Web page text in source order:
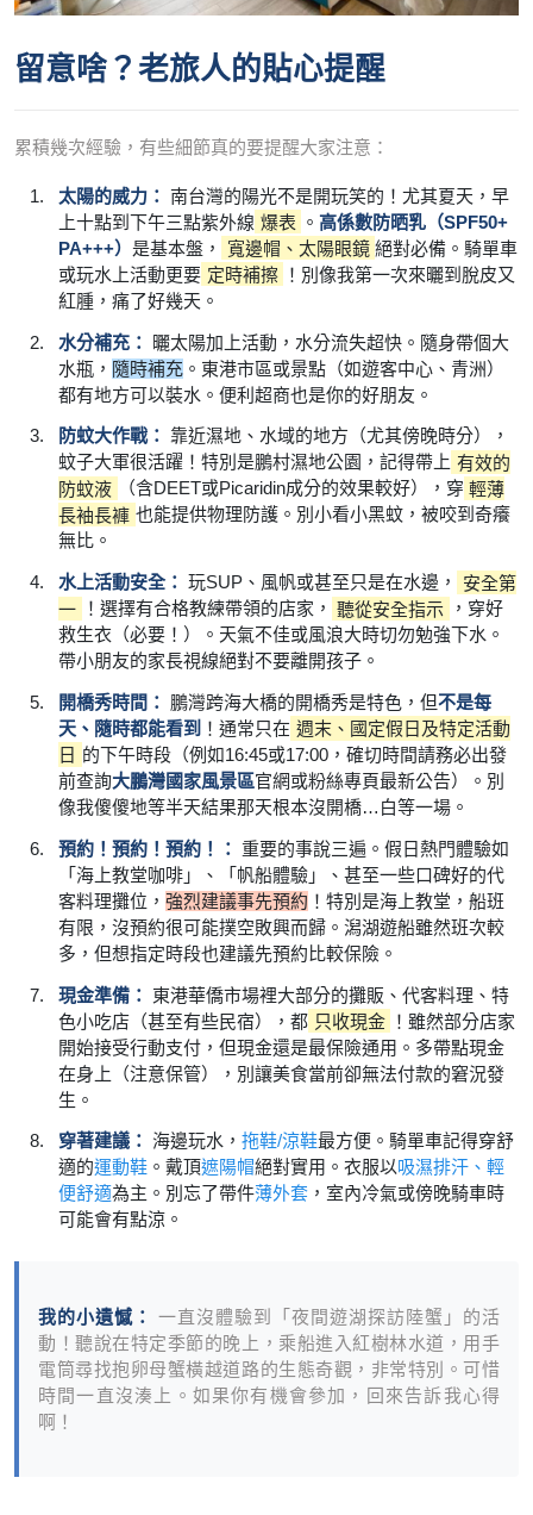
留意啥？老旅人的貼心提醒
累積幾次經驗，有些細節真的要提醒大家注意：
太陽的威力： 南台灣的陽光不是開玩笑的！尤其夏天，早
上十點到下午三點紫外線 爆表 。高係數防晒乳（SPF50+
PA+++） 是基本盤， 寬邊帽、太陽眼鏡 絕對必備。騎單車
或玩水上活動更要 定時補擦
！別像我第一次來曬到脫皮又
紅腫，痛了好幾天。
水分補充：
曬太陽加上活動，水分流失超快。隨身帶個大
水瓶， 隨時補充。東港市區或景點（如遊客中心、青洲）
都有地方可以裝水。便利超商也是你的好朋友。
防蚊大作戰： 靠近濕地、水域的地方（尤其傍晚時分），
蚊子大軍很活躍！特別是鵬村濕地公園，記得帶上 有效的
防蚊液
（含DEET或Picaridin成分的效果較好），穿 輕薄
長袖長褲 也能提供物理防護。別小看小黑蚊，被咬到奇癢
無比。
水上活動安全： 玩SUP、風帆或甚至只是在水邊，
安全第
一
！選擇有合格教練帶領的店家， 聽從安全指示
，穿好
救生衣（必要！）。天氣不佳或風浪大時切勿勉強下水。
帶小朋友的家長視線絕對不要離開孩子。
開橋秀時間： 鵬灣跨海大橋的開橋秀是特色，但不是每
天、隨時都能看到 ！通常只在 週末、國定假日及特定活動
日 的下午時段（例如16:45或17:00，確切時間請務必出發
前查詢大鵬灣國家風景區官網或粉絲專頁最新公告）。別
像我傻傻地等半天結果那天根本沒開橋…白等一場。
預約！預約！預約！： 重要的事說三遍。假日熱門體驗如
「海上教堂咖啡」、「帆船體驗」、甚至一些口碑好的代
客料理攤位， 強烈建議事先預約 ！特別是海上教堂，船班
有限，沒預約很可能撲空敗興而歸。潟湖遊船雖然班次較
多，但想指定時段也建議先預約比較保險。
現金準備： 東港華僑市場裡大部分的攤販、代客料理、特
色小吃店（甚至有些民宿），都 只收現金
！雖然部分店家
開始接受行動支付，但現金還是最保險通用。多帶點現金
在身上（注意保管），別讓美食當前卻無法付款的窘況發
生。
穿著建議： 海邊玩水， 拖鞋/涼鞋最方便。騎單車記得穿舒
適的運動鞋。戴頂遮陽帽絕對實用。衣服以吸濕排汗、輕
便舒適為主。別忘了帶件薄外套，室內冷氣或傍晚騎車時
可能會有點涼。
我的小遺憾：
一直沒體驗到「夜間遊湖探訪陸蟹」的活
動！聽說在特定季節的晚上，乘船進入紅樹林水道，用手
電筒尋找抱卵母蟹橫越道路的生態奇觀，非常特別。可惜
時間一直沒湊上。如果你有機會參加，回來告訴我心得
啊！